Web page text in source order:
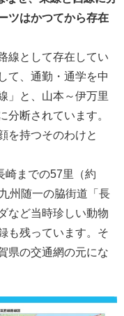
ツはかつてから存在
線として存在してい
て、通勤・通学を中
」と、山本～伊万里
分断されています。
を持つそのわけと
崎までの57里（約
州随一の脇街道「長
など当時珍しい動物
も残っています。そ
県の交通網の元にな